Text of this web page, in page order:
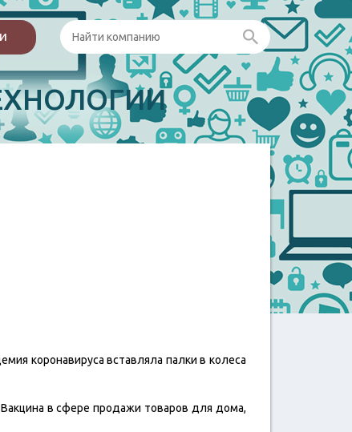
коронавируса вставляла палки в колеса
в сфере продажи товаров для дома,